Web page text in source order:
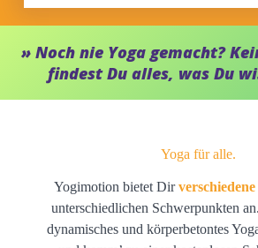
» Noch nie Yoga gemacht?
findest Du alles, was Du
Yoga für alle.
Yogimotion bietet Dir
unterschiedlichen Schwerpunkten
dynamisches und körperbetontes